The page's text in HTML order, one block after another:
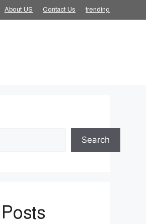
About US Contact Us trending
Search